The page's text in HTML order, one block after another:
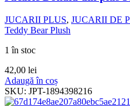
JUCARII PLUS, JUCARII DE
Teddy Bear Plush
1 în stoc
42,00 lei
Adaugă în coș
SKU: JPT-1894398216